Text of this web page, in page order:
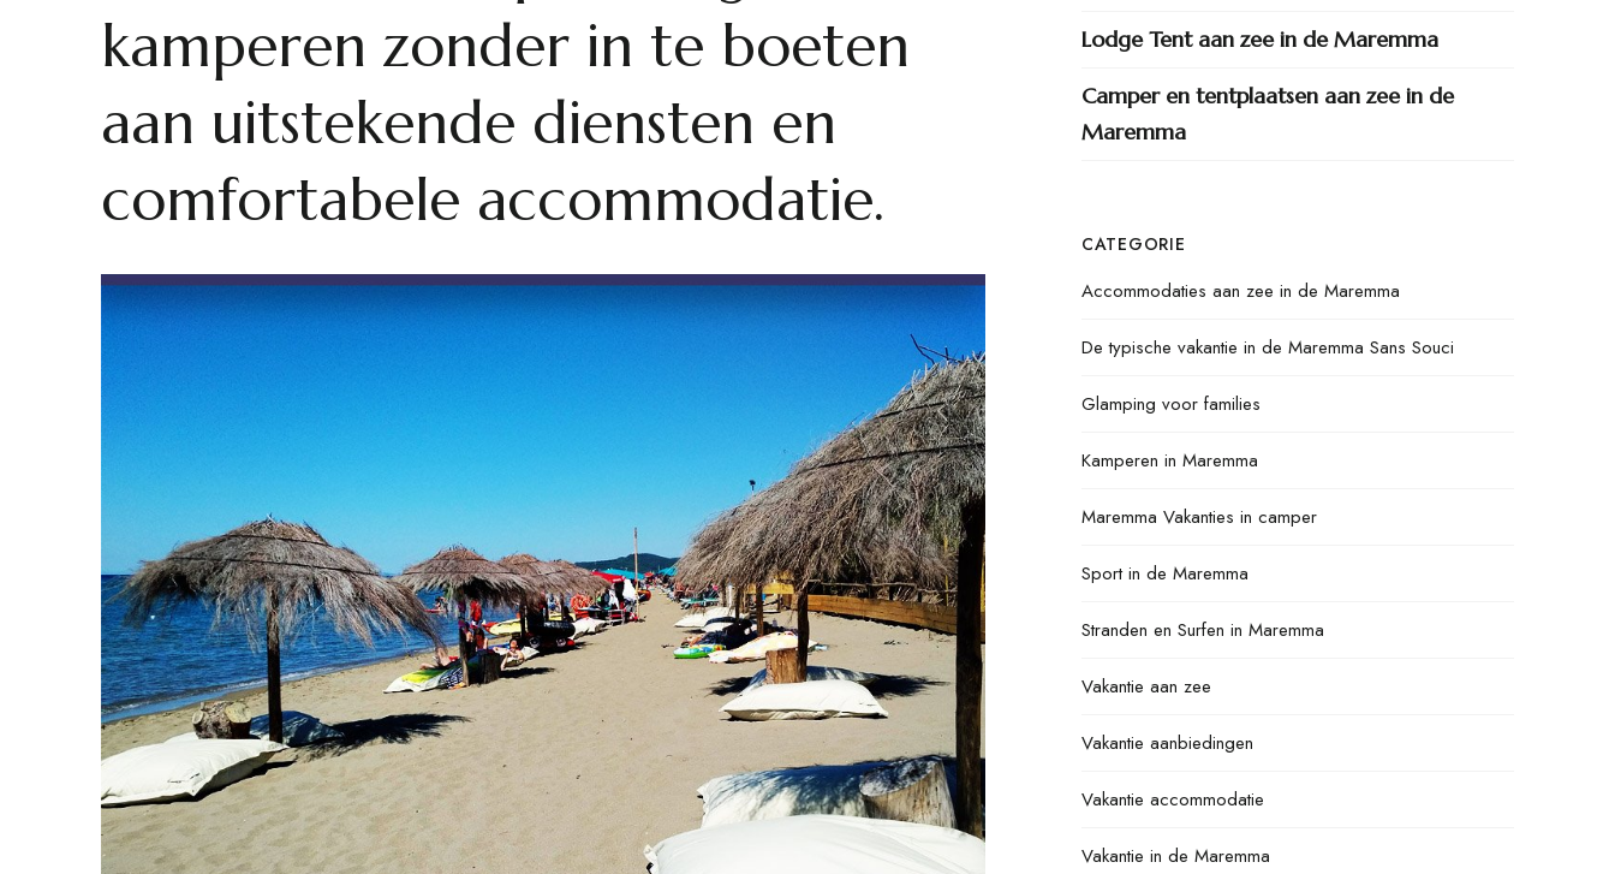
kamperen zonder in te boeten
aan uitstekende diensten en
comfortabele accommodatie.
Lodge Tent aan zee in de Maremma
Camper en tentplaatsen aan zee in de
Maremma
CATEGORIE
Accommodaties aan zee in de Maremma
De typische vakantie in de Maremma Sans Souci
Glamping voor families
Kamperen in Maremma
Maremma Vakanties in camper
Sport in de Maremma
Stranden en Surfen in Maremma
Vakantie aan zee
Vakantie aanbiedingen
Vakantie accommodatie
Vakantie in de Maremma